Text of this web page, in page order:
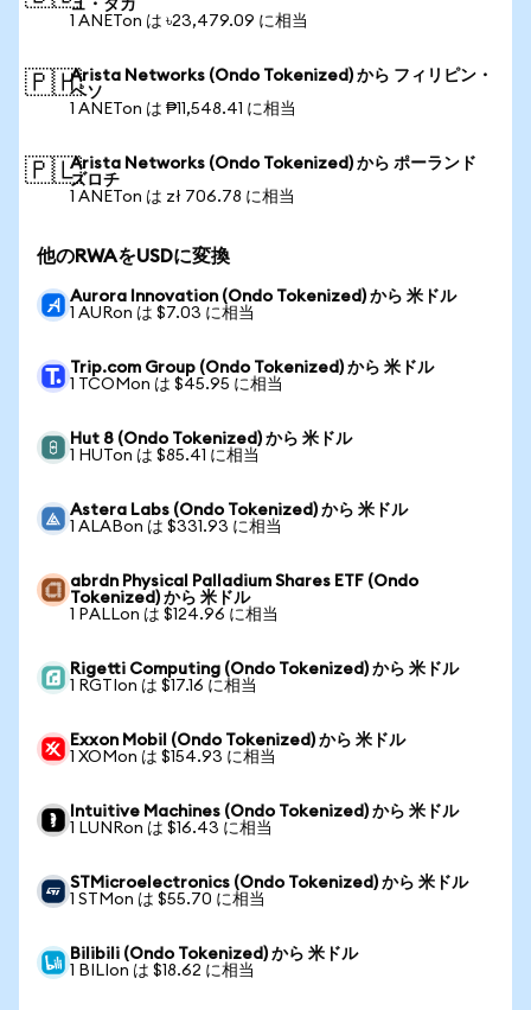
ュ・タカ
1 ANETon は ৳23,479.09 に相当
🇵🇭Arista Networks (Ondo Tokenized) から フィリピン・
ペソ
1 ANETon は ₱11,548.41 に相当
🇵🇱Arista Networks (Ondo Tokenized) から ポーランド
ズロチ
1 ANETon は zł 706.78 に相当
他のRWAをUSDに変換
Aurora Innovation (Ondo Tokenized) から 米ドル
1 AURon は $7.03 に相当
Trip.com Group (Ondo Tokenized) から 米ドル
1 TCOMon は $45.95 に相当
Hut 8 (Ondo Tokenized) から 米ドル
1 HUTon は $85.41 に相当
Astera Labs (Ondo Tokenized) から 米ドル
1 ALABon は $331.93 に相当
abrdn Physical Palladium Shares ETF (Ondo
Tokenized) から 米ドル
1 PALLon は $124.96 に相当
Rigetti Computing (Ondo Tokenized) から 米ドル
1 RGTIon は $17.16 に相当
Exxon Mobil (Ondo Tokenized) から 米ドル
1 XOMon は $154.93 に相当
Intuitive Machines (Ondo Tokenized) から 米ドル
1 LUNRon は $16.43 に相当
STMicroelectronics (Ondo Tokenized) から 米ドル
1 STMon は $55.70 に相当
Bilibili (Ondo Tokenized) から 米ドル
1 BILIon は $18.62 に相当